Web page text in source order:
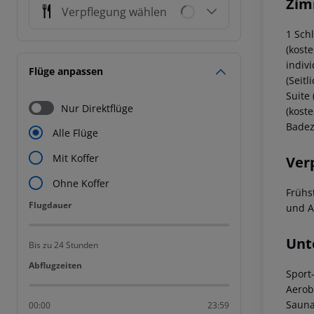
Verpflegung wählen
Flüge anpassen
Nur Direktflüge
Alle Flüge
Mit Koffer
Ohne Koffer
Flugdauer
Flugdauer
Bis zu 24 Stunden
Abflugzeiten
Abflugzeiten
00:00 23:59
1
Suite
und